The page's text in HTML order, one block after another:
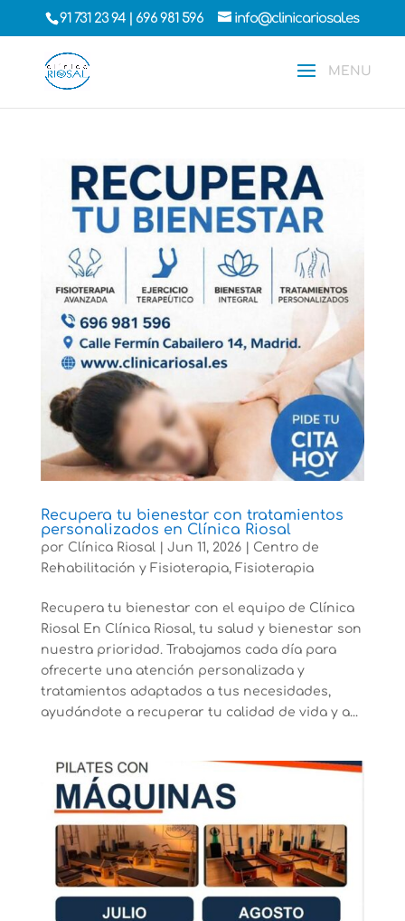
91 731 23 94 696 981 596 info@clinicariosal.es
Recupera tu bienestar con tratamientos
personalizados en Clínica Riosal
por Clínica Riosal| Jun 11, 2026| Centro de
Rehabilitación y Fisioterapia, Fisioterapia
Recupera tu bienestar con el equipo de Clínica
Riosal En Clínica Riosal, tu salud y bienestar son
nuestra prioridad. Trabajamos cada día para
ofrecerte una atención personalizada y
tratamientos adaptados a tus necesidades,
ayudándote a recuperar tu calidad de vida y a...